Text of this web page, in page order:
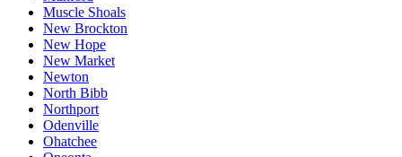
Muscle Shoals
New Brockton
New Hope
New Market
Newton
North Bibb
Northport
Odenville
Ohatchee